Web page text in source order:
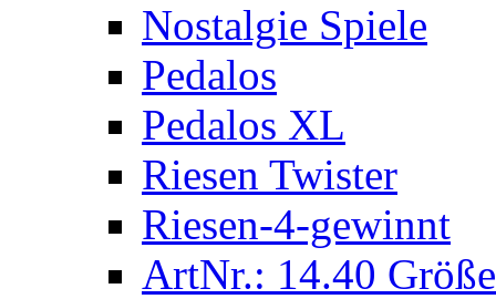
Nostalgie Spiele
Pedalos
Pedalos XL
Riesen Twister
Riesen-4-gewinnt
ArtNr.: 14.40